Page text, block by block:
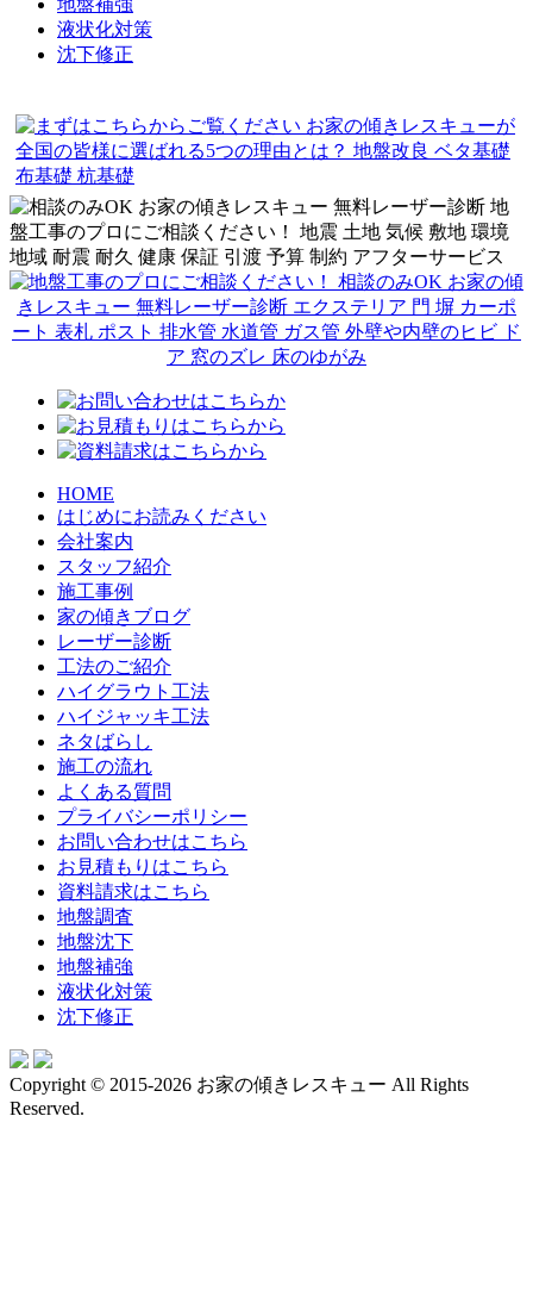
液状化対策
沈下修正
HOME
はじめにお読みください
会社案内
スタッフ紹介
施工事例
家の傾きブログ
レーザー診断
工法のご紹介
ハイグラウト工法
ハイジャッキ工法
ネタばらし
施工の流れ
よくある質問
プライバシーポリシー
お問い合わせはこちら
お見積もりはこちら
資料請求はこちら
地盤調査
地盤沈下
地盤補強
液状化対策
沈下修正
Copyright © 2015-2026 お家の傾きレスキュー All Rights
Reserved.